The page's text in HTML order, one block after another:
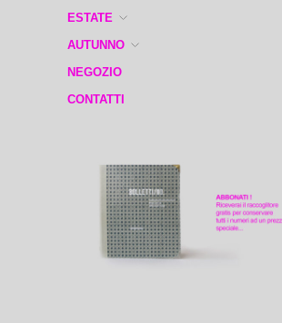
ESTATE
AUTUNNO
NEGOZIO
CONTATTI